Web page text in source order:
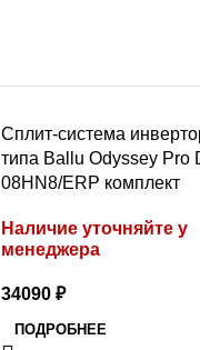
Сплит-система
типа Ballu Odyssey Pro
08HN8/ERP комплект
Наличие уточняйте у
менеджера
34090₽
ПОДРОБНЕЕ